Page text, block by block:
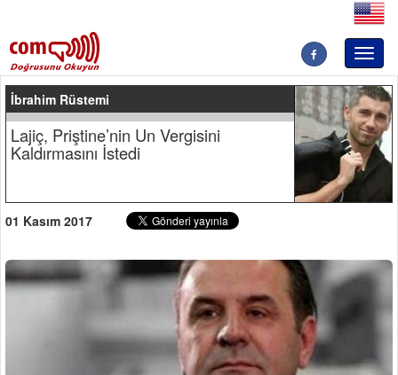
İbrahim Rüstemi
Lajiç, Priştine’nin Un Vergisini
Kaldırmasını İstedi
01 Kasım 2017